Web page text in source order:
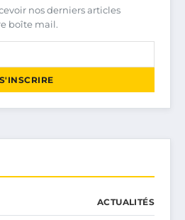
nos derniers articles
boîte mail.
S'INSCRIRE
ACTUALITÉS